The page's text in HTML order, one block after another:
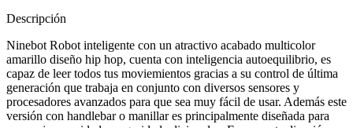
Descripción
Ninebot Robot inteligente con un atractivo acabado multicolor
amarillo diseño hip hop, cuenta con inteligencia autoequilibrio, es
capaz de leer todos tus moviemientos gracias a su control de última
generación que trabaja en conjunto con diversos sensores y
procesadores avanzados para que sea muy fácil de usar. Además este
versión con handlebar o manillar es principalmente diseñada para